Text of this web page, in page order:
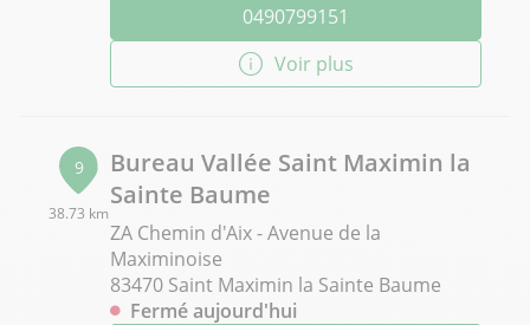
0490799151
Voir plus
9
38.73 km
Bureau Vallée Saint Maximin la
Sainte Baume
ZA Chemin d'Aix - Avenue de la
Maximinoise
83470 Saint Maximin la Sainte Baume
Fermé aujourd'hui